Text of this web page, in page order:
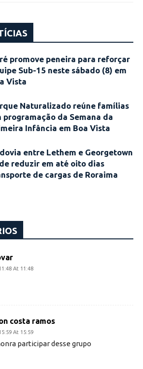
promove peneira para reforçar
Sub-15 neste sábado (8) em
Vista
Naturalizado reúne famílias
programação da Semana da
Infância em Boa Vista
entre Lethem e Georgetown
reduzir em até oito dias
de cargas de Roraima
At 11:48
costa ramos
At 15:59
participar desse grupo